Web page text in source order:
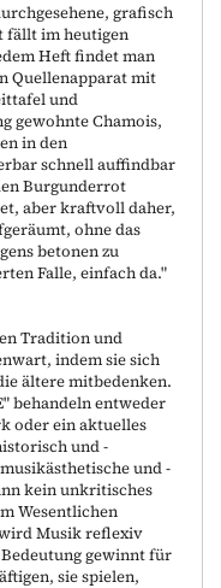
grafisch
fällt im heutigen
Heft findet man
Quellenapparat mit
und
gewohnte Chamois,
in den
schnell auffindbar
Burgunderrot
aber kraftvoll daher,
ohne das
betonen zu
Falle, einfach da."
Tradition und
indem sie sich
ältere mitbedenken.
" behandeln entweder
oder ein aktuelles
und -
und -
kein unkritisches
Wesentlichen
Musik reflexiv
gewinnt für
sie spielen,